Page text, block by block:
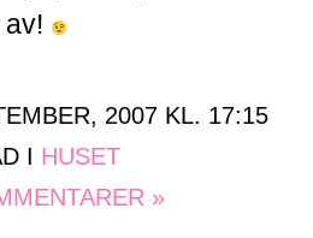
2007 KL. 17:15
I HUSET
»